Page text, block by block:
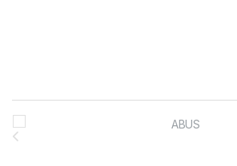
Brands Carousel